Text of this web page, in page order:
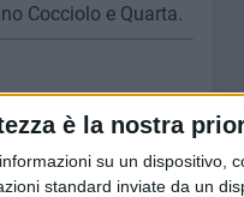
è la nostra
su un dispositivo,
standard inviate da un
Cocciolo e Quarta.